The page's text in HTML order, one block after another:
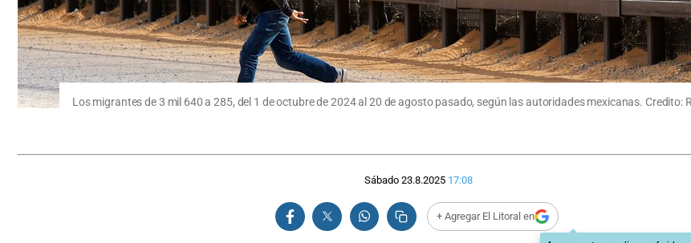
Los migrantes de 3 mil 640 a 285, del 1 de octubre de 2024 al 20 de agosto pasado, según las autoridades mexicanas. Credito:
Sábado 23.8.2025 17:08
+ Agregar El Litoral en